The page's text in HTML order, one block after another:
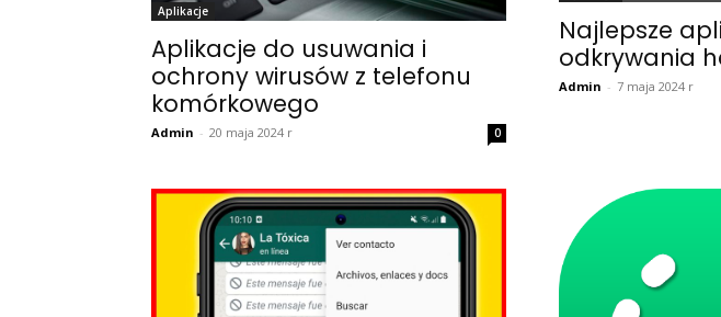
Aplikacje
Aplikacje do usuwania i
ochrony wirusów z telefonu
komórkowego
Admin - 20 maja 2024 r 0
Najlepsze
odkrywania
Admin - 7 maja 2024 r